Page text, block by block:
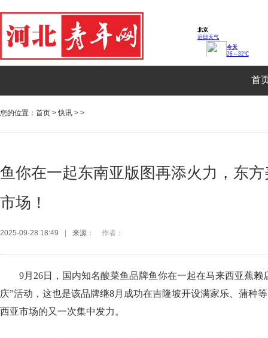
首
您的位置： 首页 >快讯 > >
鱼你在一起东南亚版图再添火力，东
市场！
2025-09-28 18:49 来源： 作者：
9月26日，国内知名酸菜鱼品牌鱼你在一起在马来西亚蕉赖
庆”活动，这也是该品牌继8月成功在吉隆坡开设满家乐、蒲种
西亚市场的又一次集中发力。